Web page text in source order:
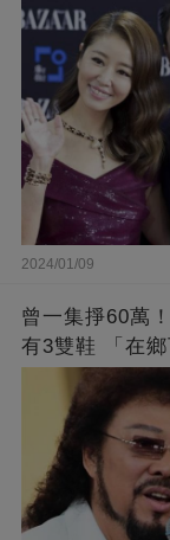
2024/01/09
曾一集掙60萬
有3雙鞋 「在